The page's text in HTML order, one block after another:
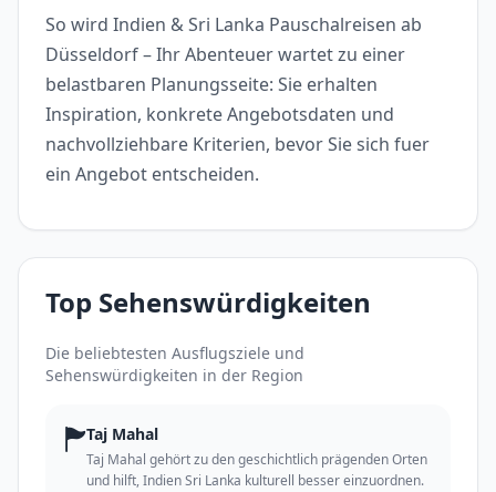
So wird Indien & Sri Lanka Pauschalreisen ab
Düsseldorf – Ihr Abenteuer wartet zu einer
belastbaren Planungsseite: Sie erhalten
Inspiration, konkrete Angebotsdaten und
nachvollziehbare Kriterien, bevor Sie sich fuer
ein Angebot entscheiden.
Top Sehenswürdigkeiten
Die beliebtesten Ausflugsziele und
Sehenswürdigkeiten in der Region
🏲Taj Mahal
Taj Mahal gehört zu den geschichtlich prägenden Orten
und hilft, Indien Sri Lanka kulturell besser einzuordnen.